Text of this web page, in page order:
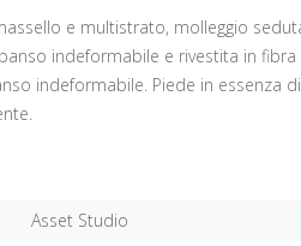
e multistrato, molleggio
indeformabile e rivestita in fibra
indeformabile. Piede in essenza
Asset Studio